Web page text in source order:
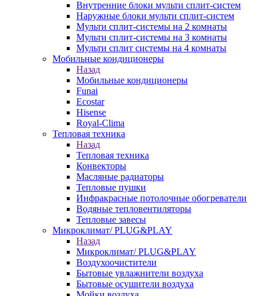
Внутренние блоки мульти сплит-систем
Наружные блоки мульти сплит-систем
Мульти сплит-системы на 2 комнаты
Мульти сплит-системы на 3 комнаты
Мульти сплит системы на 4 комнаты
Мобильные кондиционеры
Назад
Мобильные кондиционеры
Funai
Ecostar
Hisense
Royal-Clima
Тепловая техника
Назад
Тепловая техника
Конвекторы
Масляные радиаторы
Тепловые пушки
Инфракрасные потолочные обогреватели
Водяные тепловентиляторы
Тепловые завесы
Микроклимат/ PLUG&PLAY
Назад
Микроклимат/ PLUG&PLAY
Воздухоочистители
Бытовые увлажнители воздуха
Бытовые осушители воздуха